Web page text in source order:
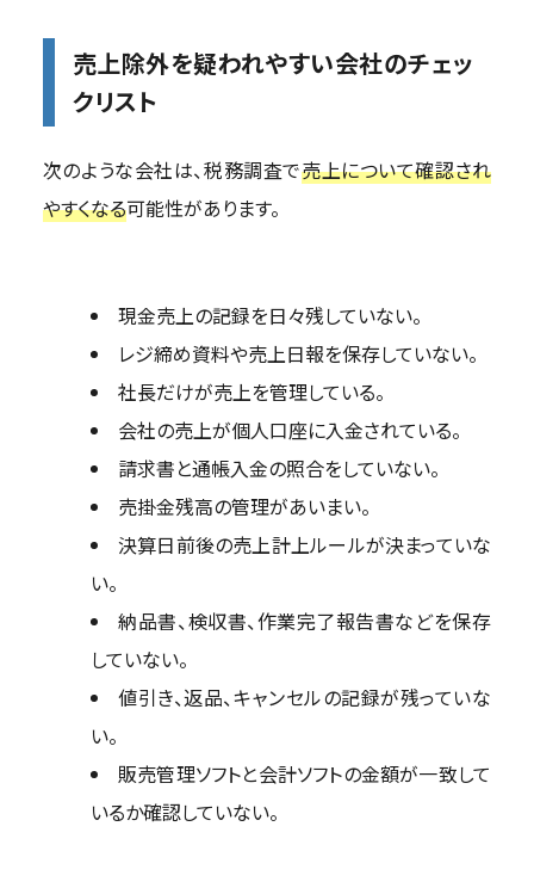
売上除外を疑われやすい会社のチェッ
クリスト
次のような会社は、税務調査で売上について確認され
やすくなる可能性があります。
現金売上の記録を日々残していない。
レジ締め資料や売上日報を保存していない。
社長だけが売上を管理している。
会社の売上が個人口座に入金されている。
請求書と通帳入金の照合をしていない。
売掛金残高の管理があいまい。
決算日前後の売上計上ルールが決まっていな
い。
納品書、検収書、作業完了報告書などを保存
していない。
値引き、返品、キャンセルの記録が残っていな
い。
販売管理ソフトと会計ソフトの金額が一致して
いるか確認していない。